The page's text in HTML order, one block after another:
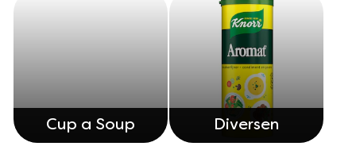
Cup a Soup Diversen